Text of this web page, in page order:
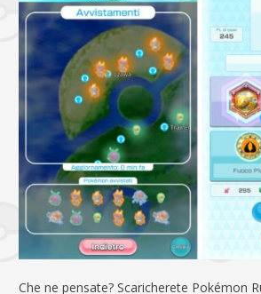
Che ne pensate? Scaricherete Pokémon